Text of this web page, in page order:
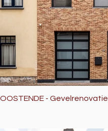
OOSTENDE - Gevelrenovatie